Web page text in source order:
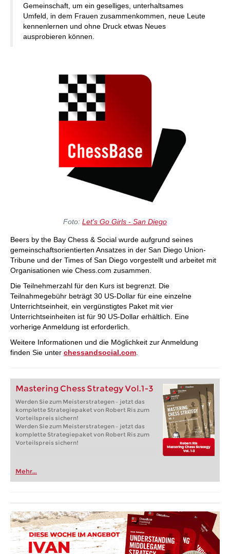
Gemeinschaft, um ein geselliges, unterhaltsames
Umfeld, in dem Frauen zusammenkommen, neue Leute
kennenlernen und ohne Druck etwas Neues
ausprobieren können.
Foto: Let's Go Girls - San Diego
Beers by the Bay Chess & Social wurde aufgrund seines
gemeinschaftsorientierten Ansatzes in der San Diego Union-
Tribune und der Times of San Diego vorgestellt und arbeitet mit
Organisationen wie Chess.com zusammen.
Die Teilnehmerzahl für den Kurs ist begrenzt. Die
Teilnahmegebühr beträgt 30 US-Dollar für eine einzelne
Unterrichtseinheit, ein vergünstigtes Paket mit vier
Unterrichtseinheiten ist für 90 US-Dollar erhältlich. Eine
vorherige Anmeldung ist erforderlich.
Weitere Informationen und die Möglichkeit zur Anmeldung
finden Sie unter chessandsocial.com
Mastering Chess Strategy Vol.1-3
Werden Sie zum Meisterstrategen – jetzt das
komplette Strategiepaket von Robert Ris zum
Vorteilspreis sichern!
Werden Sie zum Meisterstrategen – jetzt das
komplette Strategiepaket von Robert Ris zum
Vorteilspreis sichern!
Mehr...